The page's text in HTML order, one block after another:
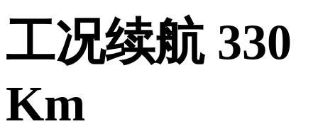
工况续航 330
Km